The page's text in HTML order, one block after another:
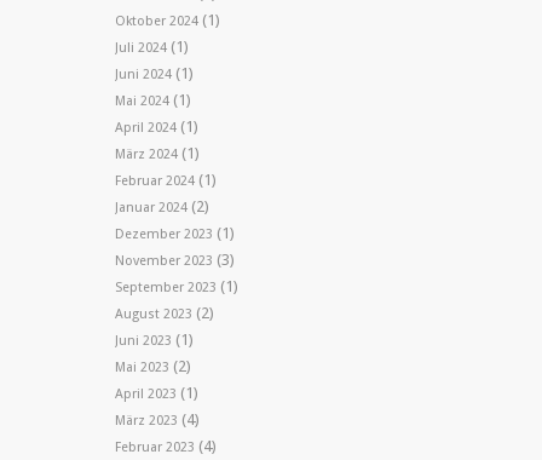
Oktober 2024 (1)
Juli 2024 (1)
Juni 2024 (1)
Mai 2024 (1)
April 2024 (1)
März 2024 (1)
Februar 2024 (1)
Januar 2024 (2)
Dezember 2023 (1)
November 2023 (3)
September 2023 (1)
August 2023 (2)
Juni 2023 (1)
Mai 2023 (2)
April 2023 (1)
März 2023 (4)
Februar 2023 (4)